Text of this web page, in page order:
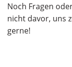
Noch Fragen
nicht davor, uns
gerne!